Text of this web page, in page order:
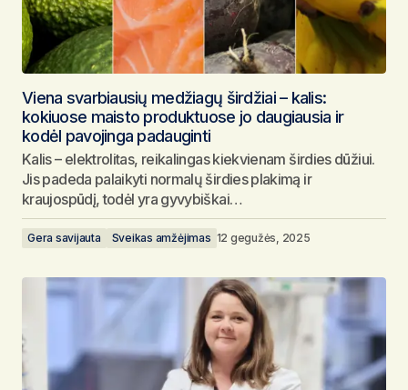
Viena svarbiausių medžiagų širdžiai – kalis:
kokiuose maisto produktuose jo daugiausia ir
kodėl pavojinga padauginti
Kalis – elektrolitas, reikalingas kiekvienam širdies dūžiui.
Jis padeda palaikyti normalų širdies plakimą ir
kraujospūdį, todėl yra gyvybiškai…
Gera savijauta Sveikas amžėjimas 12 gegužės, 2025